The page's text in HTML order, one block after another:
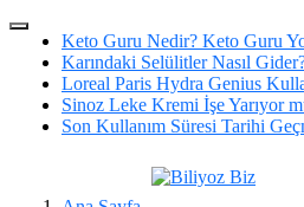
Keto Guru Nedir? Keto Guru
Karındaki Selülitler Nasıl
Loreal Paris Hydra Genius
Sinoz Leke Kremi İşe Yarıyor
Son Kullanım Süresi Tarihi